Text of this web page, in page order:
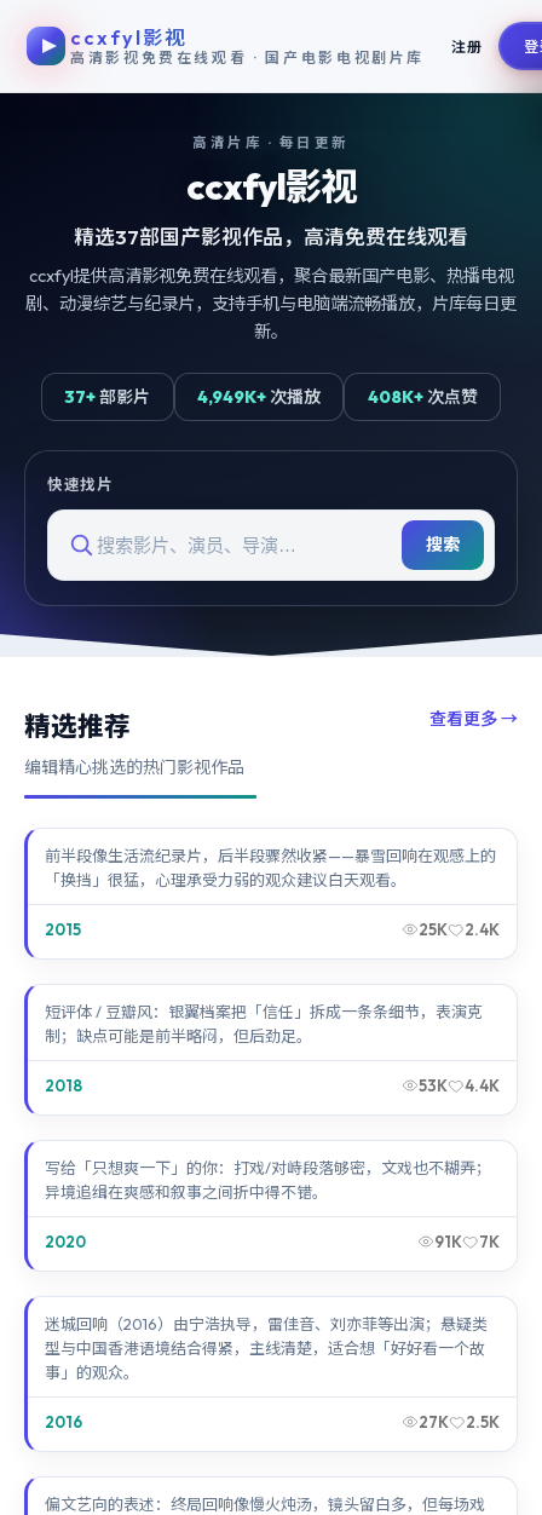
跳过导航，进入正文
ccxfyl影视
高清影视免费在线观看 · 国产电影电视剧片库
注册
高清片库 · 每日更新
ccxfyl影视
精选37部国产影视作品，高清免费在线观看
ccxfyl提供高清影视免费在线观看，聚合最新国产电影、热播电视
剧、动漫综艺与纪录片，支持手机与电脑端流畅播放，片库每日更
新。
37+部影片 4,949K+ 次播放 408K+次点赞
快速找片
搜索
精选推荐
编辑精心挑选的热门影视作品
查看更多→
暴雪回响
前半段像生活流纪录片，后半段骤然收紧——暴雪回响在观感上的
「换挡」很猛，心理承受力弱的观众建议白天观看。
2015 25K 2.4K
银翼档案
短评体 / 豆瓣风：银翼档案把「信任」拆成一条条细节，表演克
制；缺点可能是前半略闷，但后劲足。
2018 53K 4.4K
异境追缉
写给「只想爽一下」的你：打戏/对峙段落够密，文戏也不糊弄；
异境追缉在爽感和叙事之间折中得不错。
2020 91K 7K
迷城回响
迷城回响（2016）由宁浩执导，雷佳音、刘亦菲等出演；悬疑类
型与中国香港语境结合得紧，主线清楚，适合想「好好看一个故
事」的观众。
2016 27K 2.5K
终局回响
偏文艺向的表述：终局回响像慢火炖汤，镜头留白多，但每场戏